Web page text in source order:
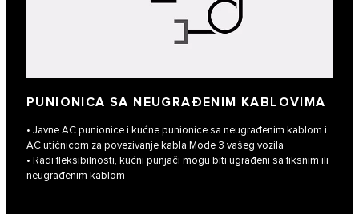
PUNIONICA SA NEUGRAĐENIM KABLOVIMA
• Javne AC punionice i kućne punionice sa neugrađenim kablom i
AC utičnicom za povezivanje kabla Mode 3 vašeg vozila
• Radi fleksibilnosti, kućni punjači mogu biti ugrađeni sa fiksnim ili
neugrađenim kablom